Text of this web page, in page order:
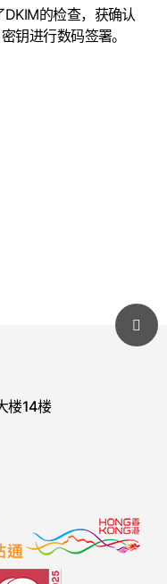
DKIM的检查，获确认
钥进行数码签署。
楼14楼